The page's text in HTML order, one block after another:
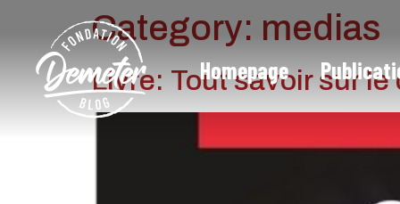
Homepage
Category: medias
Livre: Tout savoir sur